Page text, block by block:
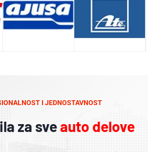
I JEDNOSTAVNOST
za sveauto delove